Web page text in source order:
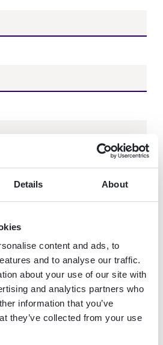
Details About
content and ads, to
and to analyse our traffic.
about your use of our site with
and analytics partners who
information that you’ve
they’ve collected from your use